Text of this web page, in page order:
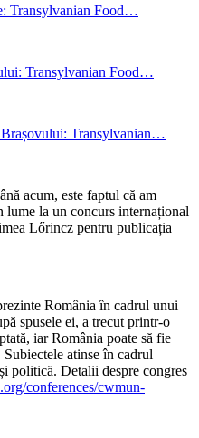
Transylvanian Food…
Transylvanian Food…
Brașovului: Transylvanian…
acum, este faptul că am
la un concurs internațional
Lőrincz pentru publicația
România în cadrul unui
spusele ei, a trecut printr-o
iar România poate să fie
Subiectele atinse în cadrul
politică. Detalii despre congres
conferences/cwmun-